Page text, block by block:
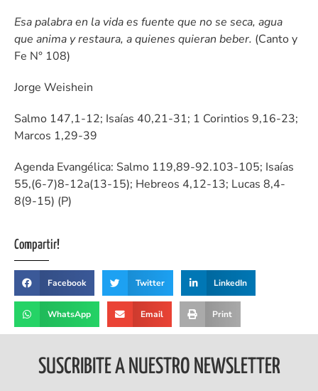
Esa palabra en la vida es fuente que no se seca, agua
que anima y restaura, a quienes quieran beber. (Canto y
Fe N° 108)
Jorge Weishein
Salmo 147,1-12; Isaías 40,21-31; 1 Corintios 9,16-23;
Marcos 1,29-39
Agenda Evangélica: Salmo 119,89-92.103-105; Isaías
55,(6-7)8-12a(13-15); Hebreos 4,12-13; Lucas 8,4-
8(9-15) (P)
Compartir!
Facebook Twitter LinkedIn
WhatsApp Email Print
SUSCRIBITE A NUESTRO NEWSLETTER